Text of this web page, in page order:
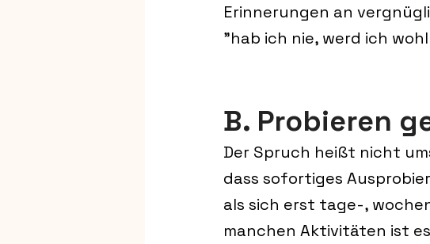
Erinnerungen an
"hab ich nie, werd ich
B. Probieren
Der Spruch heißt nicht
dass sofortiges
als sich erst tage-,
manchen Aktivitäten ist